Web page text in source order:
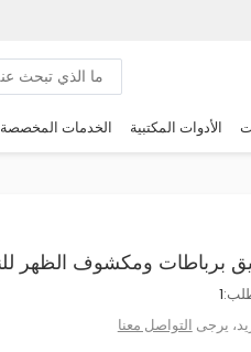
الأدوات المكتبية الخدمات المخصصة
1
يرجى التواصل معنا